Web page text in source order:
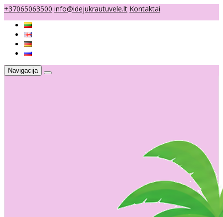
+37065063500 info@idejukrautuvele.lt Kontaktai
Navigacija